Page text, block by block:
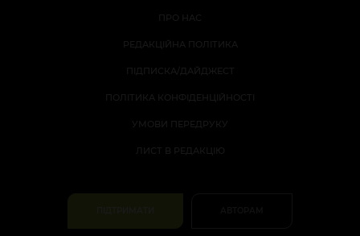
ПРО НАС
РЕДАКЦІЙНА ПОЛІТИКА
ПІДПИСКА/ДАЙДЖЕСТ
ПОЛІТИКА КОНФІДЕНЦІЙНОСТІ
УМОВИ ПЕРЕДРУКУ
ЛИСТ В РЕДАКЦІЮ